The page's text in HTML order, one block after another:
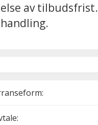
av tilbudsfrist.